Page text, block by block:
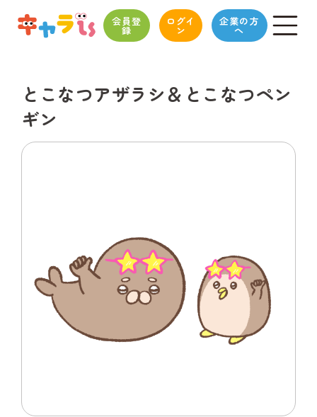
会員登
録
ログイ
ン
企業の方
へ
とこなつアザラシ＆とこなつペン
ギン